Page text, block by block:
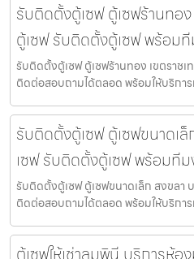
รับติดตั้งตู้เซฟ ตู้เซฟร้านทอง
ตู้เซฟ รับติดตั้งตู้เซฟ พร้อม
รับติดตั้งตู้เซฟ ตู้เซฟร้านทอง เขตราช
ติดต่อสอบถามได้ตลอด พร้อมให้บริกา
รับติดตั้งตู้เซฟ ตู้เซฟขนาดเ
เซฟ รับติดตั้งตู้เซฟ พร้อมที
รับติดตั้งตู้เซฟ ตู้เซฟขนาดเล็ก สงขลา
ติดต่อสอบถามได้ตลอด พร้อมให้บริกา